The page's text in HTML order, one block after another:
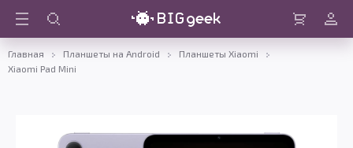
Войти
Главная Планшеты на Android
Планшеты Xiaomi
Xiaomi Pad Mini